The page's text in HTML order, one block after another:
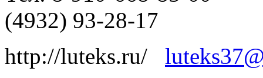
(4932) 93-28-17
http://luteks.ru/